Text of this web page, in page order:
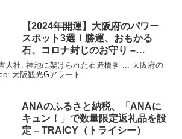
【2024年開運】 大阪府のパワー
スポット3選！勝運、おもかる
石、コロナ封じのお守り –
TABIZINE
大社. 神池に架けられた石造橋脚 ... 大阪府の
大阪観光Gアラート
ANAのふるさと納税、「ANAに
キュン！」で数量限定返礼品を設
定 – TRAICY（トライシー）